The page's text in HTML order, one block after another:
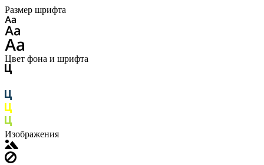
Размер шрифта
Цвет фона и шрифта
Изображения